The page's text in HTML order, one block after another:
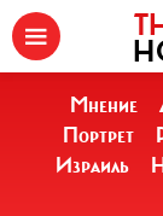
Мнение
Портрет
Израиль